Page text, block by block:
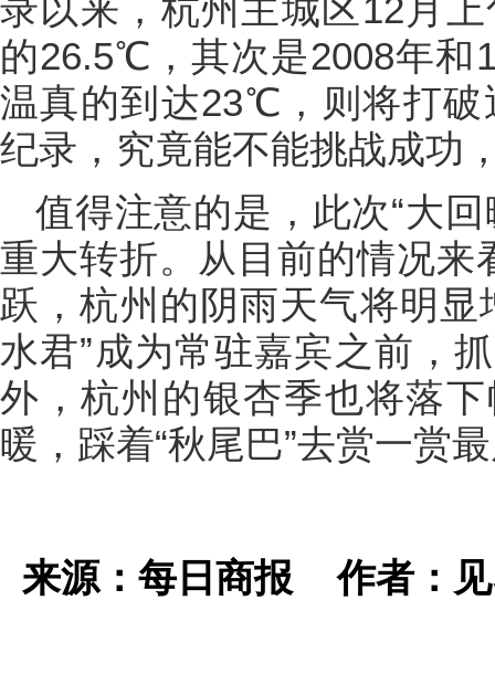
录以来，杭州主城区12月
的26.5℃，其次是2008年
温真的到达23℃，则将打破
纪录，究竟能不能挑战成功
值得注意的是，此次“大
重大转折。从目前的情况
跃，杭州的阴雨天气将明
水君”成为常驻嘉宾之前，
外，杭州的银杏季也将落
暖，踩着“秋尾巴”去赏一赏
来源：每日商报作者：